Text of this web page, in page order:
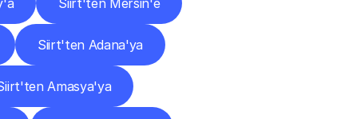
Siirt'ten Mersin'e
Siirt'ten Adana'ya
Amasya'ya